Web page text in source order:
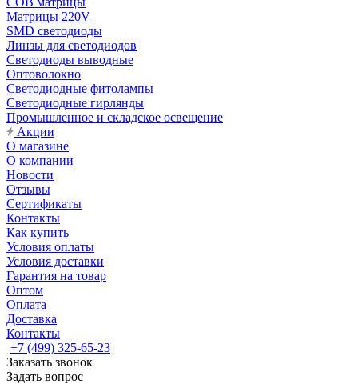
Матрицы 220V
SMD светодиоды
Линзы для светодиодов
Светодиоды выводные
Оптоволокно
Светодиодные фитолампы
Светодиодные гирлянды
Промышленное и складское освещение
Акции
О магазине
О компании
Новости
Отзывы
Сертификаты
Контакты
Как купить
Условия оплаты
Условия доставки
Гарантия на товар
Оптом
Оплата
Доставка
Контакты
+7 (499) 325-65-23
Заказать звонок
Задать вопрос